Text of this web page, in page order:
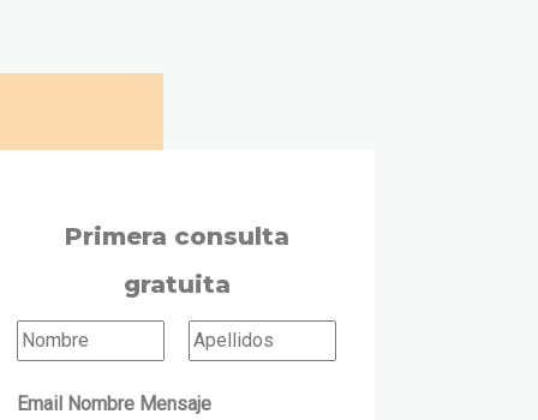
Primera consulta
gratuita
N
m
o
p
Email Nombre Mensaje